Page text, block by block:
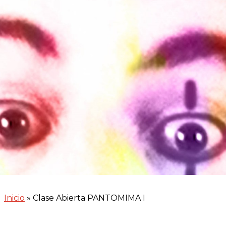
Inicio » Clase Abierta PANTOMIMA I